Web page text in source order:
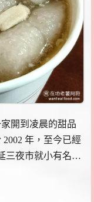
開到凌晨的甜品
年，至今已經
三夜市就小有名
找。...